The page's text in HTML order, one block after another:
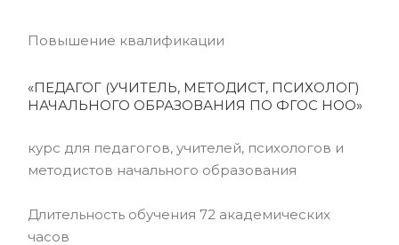
Повышение квалификации
«ПЕДАГОГ (УЧИТЕЛЬ, МЕТОДИСТ, ПСИХОЛОГ)
НАЧАЛЬНОГО ОБРАЗОВАНИЯ ПО ФГОС НОО»
курс для педагогов, учителей, психологов и
методистов начального образования
Длительность обучения 72 академических
часов